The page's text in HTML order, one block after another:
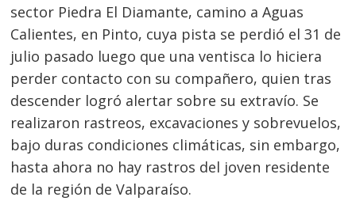
sector Piedra El Diamante, camino a Aguas
Calientes, en Pinto, cuya pista se perdió el 31 de
julio pasado luego que una ventisca lo hiciera
perder contacto con su compañero, quien tras
descender logró alertar sobre su extravío. Se
realizaron rastreos, excavaciones y sobrevuelos,
bajo duras condiciones climáticas, sin embargo,
hasta ahora no hay rastros del joven residente
de la región de Valparaíso.